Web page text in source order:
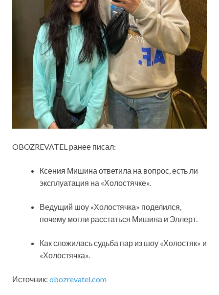
OBOZREVATEL ранее писал:
Ксения Мишина ответила на вопрос, есть ли
эксплуатация на «Холостячке».
Ведущий шоу «Холостячка» поделился,
почему могли расстаться Мишина и Эллерт.
Как сложилась судьба пар из шоу «Холостяк» и
«Холостячка».
Источник: obozrevatel.com